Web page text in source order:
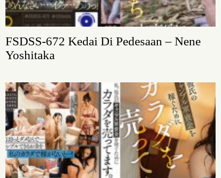
FSDSS-672 Kedai Di Pedesaan – Nene
Yoshitaka